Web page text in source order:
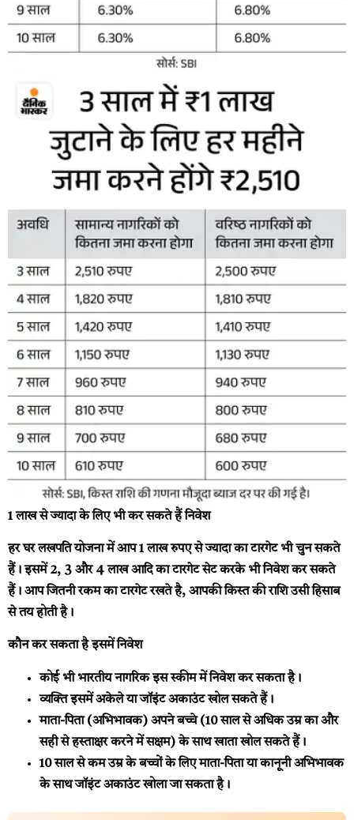
1 लाख से ज्यादा के लिए भी कर सकते हैं निवेश
हर घर लखपति योजना में आप 1 लाख रुपए से ज्यादा का टारगेट भी चुन सकते
हैं। इसमें 2, 3 और 4 लाख आदि का टारगेट सेट करके भी निवेश कर सकते
हैं। आप जितनी रकम का टारगेट रखते है, आपकी किस्त की राशि उसी हिसाब
से तय होती है।
कौन कर सकता है इसमें निवेश
कोई भी भारतीय नागरिक इस स्कीम में निवेश कर सकता है।
व्यक्ति इसमें अकेले या जॉइंट अकाउंट खोल सकते हैं।
माता-पिता (अभिभावक) अपने बच्चे (10 साल से अधिक उम्र का और
सही से हस्ताक्षर करने में सक्षम) के साथ खाता खोल सकते हैं।
10 साल से कम उम्र के बच्चों के लिए माता-पिता या कानूनी अभिभावक
के साथ जॉइंट अकाउंट खोला जा सकता है।